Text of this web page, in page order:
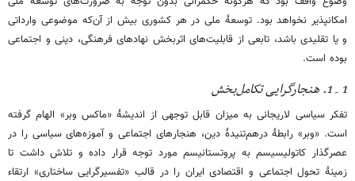
امکانپذیر نخواهد بود. توسعۀ ملی در هر کشوری بیش از آن‌که موضوعی وارداتی
و یا تقلیدی باشد، تابعی از قابلیت‌های اثربخش نهادهای فرهنگی، دینی و اجتماعی
بوده است.
1۔1. هنجارگرایی تکامل‌بخش
تفکر سیاسی لاریجانی به میزان قابل توجهی از اندیشۀ «ماکس وبر» الهام گرفته
است. «وبر» رابطۀ درهم‌تنیدۀ دین، هنجارهای اجتماعی و آموزه‌های سیاسی را در
عصرگذار کاتولیسیسم به پروتستانیسم مورد توجه قرار داده و تلاش داشت تا
زمینۀ تحول اجتماعی و اقتصادی ایران را در قالب «تفسیرگرایی ساختاری» ارتقاء